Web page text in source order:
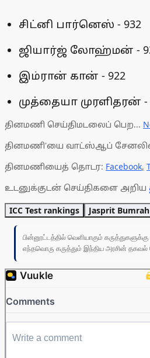
சிட்னி பார்னெஸ் - 932
ஜியார்ஜ் லோஹ்மன் -
இம்ரான் கான் - 922
முத்தையா முரளிதரன் -
தினமணி செய்திமடலைப் பெற...
தினமணி'யை வாட்ஸ்ஆப்
தினமணியைத் தொடர: Facebook,
உடனுக்குடன் செய்திகளை அறிய
ICC Test rankings Jasprit Bumrah
பின்னூட்டத்தில் வெளியாகும்
எந்தவொரு கருத்தும் இந்திய அரசின் தகவல்